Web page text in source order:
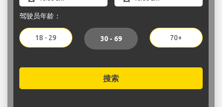
驾驶员年龄：
18 - 29 30 - 69 70+
搜索